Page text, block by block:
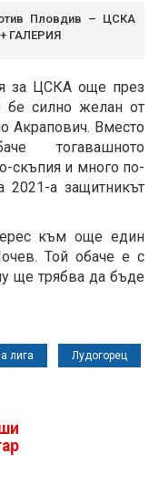
Пловдив – ЦСКА
+ ГАЛЕРИЯ
за ЦСКА още през
бе силно желан от
Акрапович. Вместо
тогавашното
скъпия и много по-
2021-а защитникът
към още един
Той обаче е с
ще трябва да бъде
лига Лудогорец